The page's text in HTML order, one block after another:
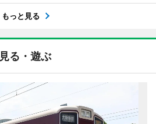
もっと見る
見る・遊ぶ